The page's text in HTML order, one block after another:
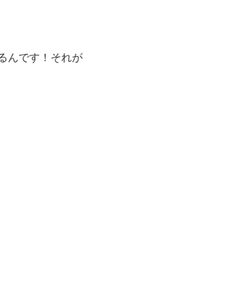
んです！それが